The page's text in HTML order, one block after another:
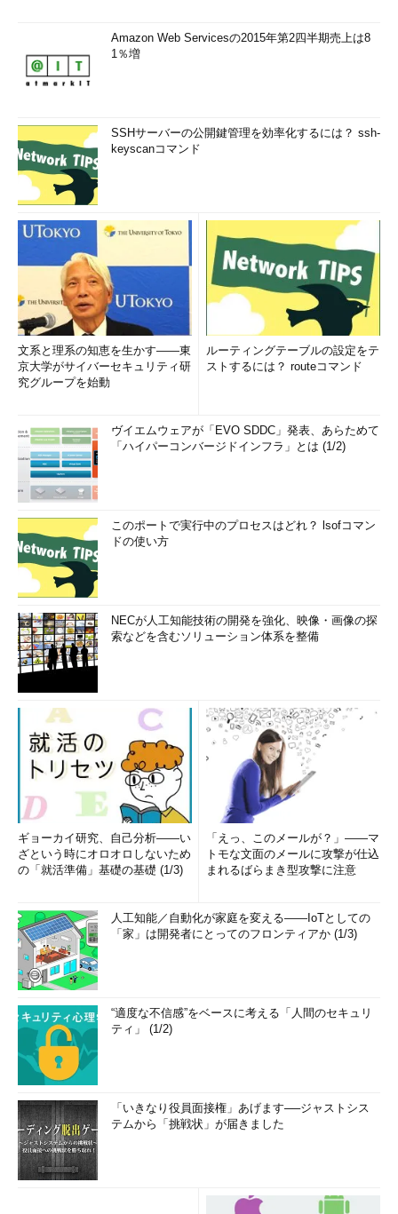
Amazon Web Servicesの2015年第2四半期売上は8
1％増
SSHサーバーの公開鍵管理を効率化するには？ ssh-
keyscanコマンド
文系と理系の知恵を生かす――東
京大学がサイバーセキュリティ研
究グループを始動
ルーティングテーブルの設定をテ
ストするには？ routeコマンド
ヴイエムウェアが「EVO SDDC」発表、あらためて
「ハイパーコンバージドインフラ」とは (1/2)
このポートで実行中のプロセスはどれ？ lsofコマン
ドの使い方
NECが人工知能技術の開発を強化、映像・画像の探
索などを含むソリューション体系を整備
ギョーカイ研究、自己分析――い
ざという時にオロオロしないため
の「就活準備」基礎の基礎 (1/3)
「えっ、このメールが？」――マ
トモな文面のメールに攻撃が仕込
まれるばらまき型攻撃に注意
人工知能／自動化が家庭を変える――IoTとしての
「家」は開発者にとってのフロンティアか (1/3)
“適度な不信感”をベースに考える「人間のセキュリ
ティ」 (1/2)
「いきなり役員面接権」あげます──ジャストシス
テムから「挑戦状」が届きました